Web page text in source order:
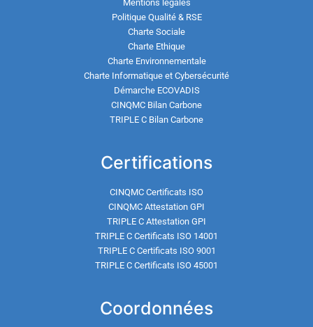
Mentions légales
Politique Qualité & RSE
Charte Sociale
Charte Ethique
Charte Environnementale
Charte Informatique et Cybersécurité
Démarche ECOVADIS
CINQMC Bilan Carbone
TRIPLE C Bilan Carbone
Certifications
CINQMC Certificats ISO
CINQMC Attestation GPI
TRIPLE C Attestation GPI
TRIPLE C Certificats ISO 14001
TRIPLE C Certificats ISO 9001
TRIPLE C Certificats ISO 45001
Coordonnées